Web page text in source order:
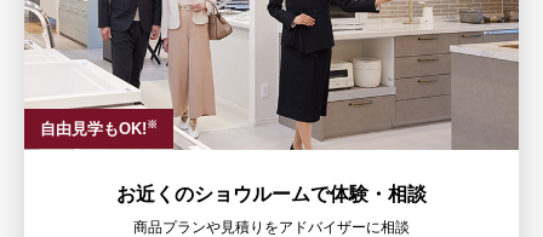
自由見学もOK! ※
お近くのショウルームで体験・相談
商品プランや見積りをアドバイザーに相談